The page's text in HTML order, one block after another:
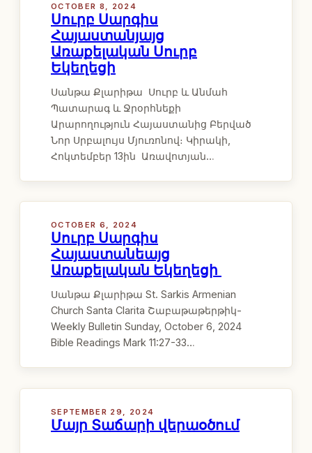
OCTOBER 8, 2024
Սուրբ Սարգիս
Հայաստանյայց
Առաքելական Սուրբ
Եկեղեցի
Սանթա Քլարիթա Սուրբ և Անմահ
Պատարագ և Ջրօրհնեքի
Արարողություն Հայաստանից Բերված
Նոր Սրբալույս Մյուռոնով։ Կիրակի,
Հոկտեմբեր 13ին Առավոտյան…
OCTOBER 6, 2024
Սուրբ Սարգիս
Հայաստանեայց
Առաքելական Եկեղեցի
Սանթա Քլարիթա St. Sarkis Armenian
Church Santa Clarita Շաբաթաթերթիկ-
Weekly Bulletin Sunday, October 6, 2024
Bible Readings Mark 11:27-33…
SEPTEMBER 29, 2024
Մայր Տաճարի վերաօծում